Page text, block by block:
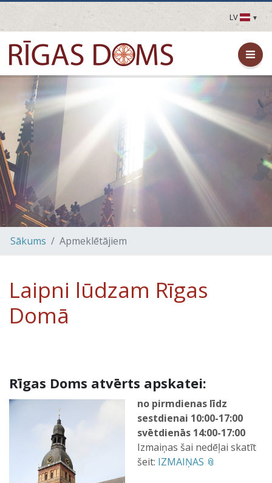
LV
LV
EN
DE
FR
EE
FI
Sākums Apmeklētājiem
Laipni lūdzam Rīgas
Domā
Rīgas Doms atvērts apskatei:
no pirmdienas līdz
sestdienai 10:00-17:00
svētdienās 14:00-17:00
Izmaiņas šai nedēļai skatīt
šeit: IZMAIŅAS